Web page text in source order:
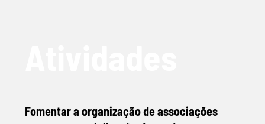
Fomentar a organização de associações